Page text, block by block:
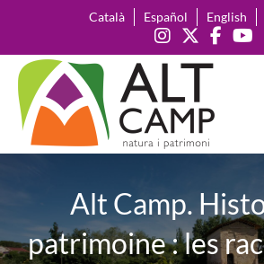
content
Català Español English
Alt Camp.
patrimoine : les